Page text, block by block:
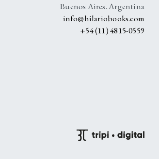
Buenos Aires. Argentina
info@hilariobooks.com
+54 (11) 4815-0559